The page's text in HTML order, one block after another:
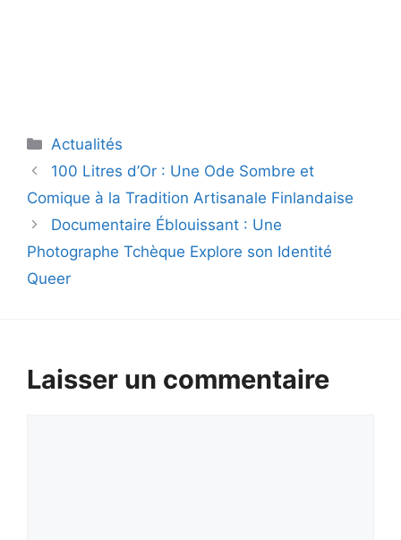
Catégories
Actualités
100 Litres d’Or : Une Ode Sombre et
Comique à la Tradition Artisanale Finlandaise
Documentaire Éblouissant : Une
Photographe Tchèque Explore son Identité
Queer
Laisser un commentaire